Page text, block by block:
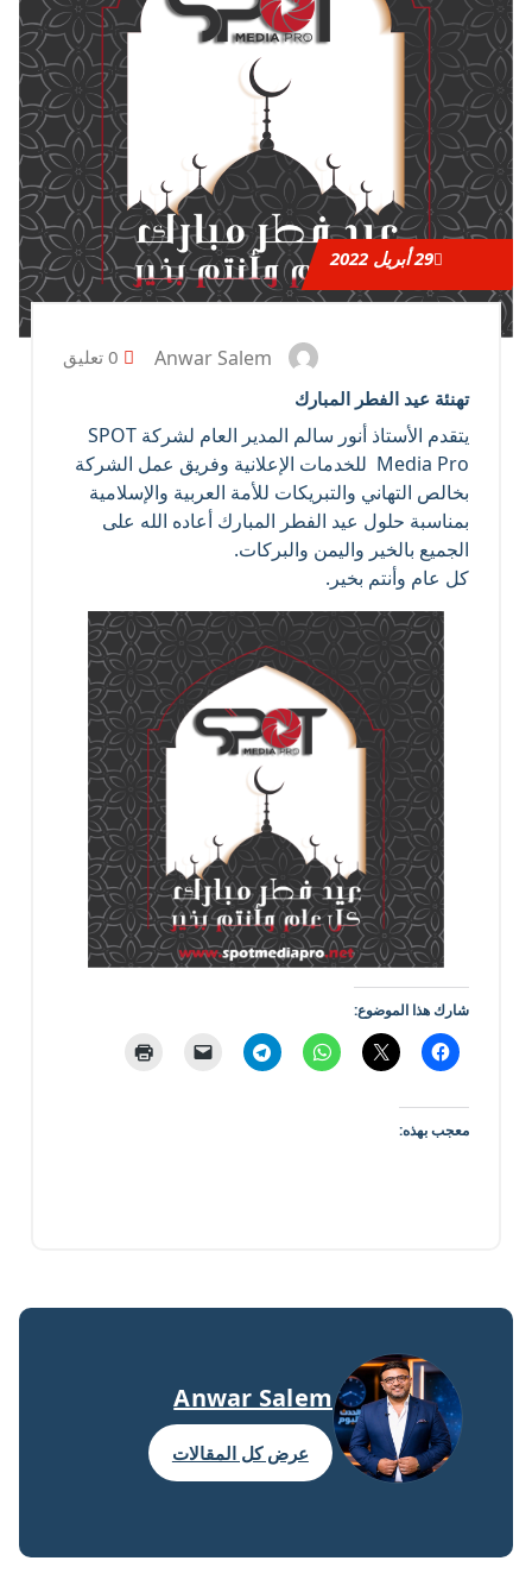
29أبريل 2022
Anwar Salem
تهنئة عيد الفطر المبارك
يتقدم الأستاذ أنور سالم المدير العام لشركة SPOT
Media Pro للخدمات الإعلانية وفريق عمل الشركة
بخالص التهاني والتبريكات للأمة العربية والإسلامية
بمناسبة حلول عيد الفطر المبارك أعاده الله على
الجميع بالخير واليمن والبركات.
كل عام وأنتم بخير.
شارك هذا الموضوع:
معجب بهذه:
Anwar Salem
عرض كل المقالات